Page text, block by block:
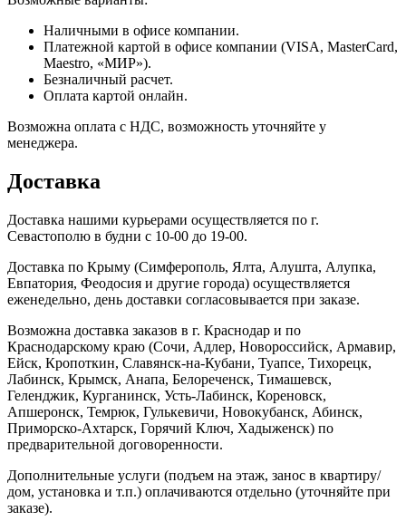
Наличными в офисе компании.
Платежной картой в офисе компании (VISA, MasterCard,
Maestro, «МИР»).
Безналичный расчет.
Оплата картой онлайн.
Возможна оплата с НДС, возможность уточняйте у
менеджера.
Доставка
Доставка нашими курьерами осуществляется по г.
Севастополю в будни с 10-00 до 19-00.
Доставка по Крыму (Симферополь, Ялта, Алушта, Алупка,
Евпатория, Феодосия и другие города) осуществляется
еженедельно, день доставки согласовывается при заказе.
Возможна доставка заказов в г. Краснодар и по
Краснодарскому краю (Сочи, Адлер, Новороссийск, Армавир,
Ейск, Кропоткин, Славянск-на-Кубани, Туапсе, Тихорецк,
Лабинск, Крымск, Анапа, Белореченск, Тимашевск,
Геленджик, Курганинск, Усть-Лабинск, Кореновск,
Апшеронск, Темрюк, Гулькевичи, Новокубанск, Абинск,
Приморско-Ахтарск, Горячий Ключ, Хадыженск) по
предварительной договоренности.
Дополнительные услуги (подъем на этаж, занос в квартиру/
дом, установка и т.п.) оплачиваются отдельно (уточняйте при
заказе).